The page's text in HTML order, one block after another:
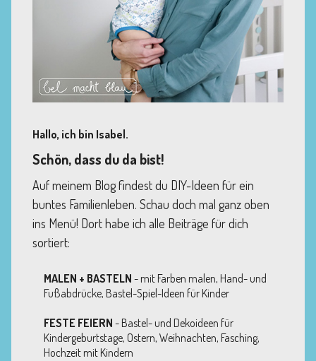
Hallo, ich bin Isabel.
Schön, dass du da bist!
Auf meinem Blog findest du DIY-Ideen für ein
buntes Familienleben. Schau doch mal ganz oben
ins Menü! Dort habe ich alle Beiträge für dich
sortiert:
MALEN + BASTELN - mit Farben malen, Hand- und
Fußabdrücke, Bastel-Spiel-Ideen für Kinder
FESTE FEIERN - Bastel- und Dekoideen für
Kindergeburtstage, Ostern, Weihnachten, Fasching,
Hochzeit mit Kindern